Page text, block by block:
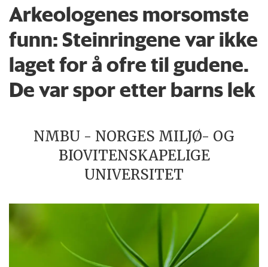
Arkeologenes morsomste
funn: Steinringene var ikke
laget for å ofre til gudene.
De var spor etter barns lek
NMBU - NORGES MILJØ- OG
BIOVITENSKAPELIGE
UNIVERSITET